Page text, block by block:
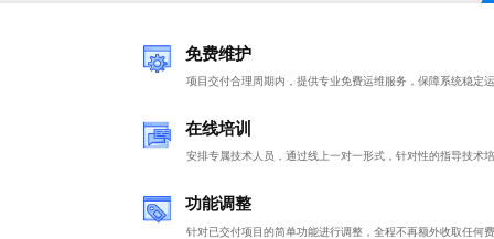
免费维护
项目交付合理周期内，提供专业免费运维服务，保障系统稳定
在线培训
安排专属技术人员，通过线上一对一形式，针对性的指导技术
功能调整
针对已交付项目的简单功能进行调整，全程不再额外收取任何